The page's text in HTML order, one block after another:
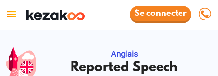
Se connecter
Anglais
Reported Speech